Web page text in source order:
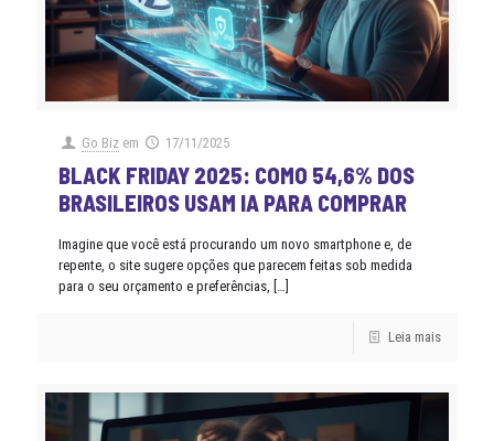
Go Biz em 17/11/2025
BLACK FRIDAY 2025: COMO 54,6% DOS
BRASILEIROS USAM IA PARA COMPRAR
Imagine que você está procurando um novo smartphone e, de
repente, o site sugere opções que parecem feitas sob medida
para o seu orçamento e preferências, […]
Leia mais